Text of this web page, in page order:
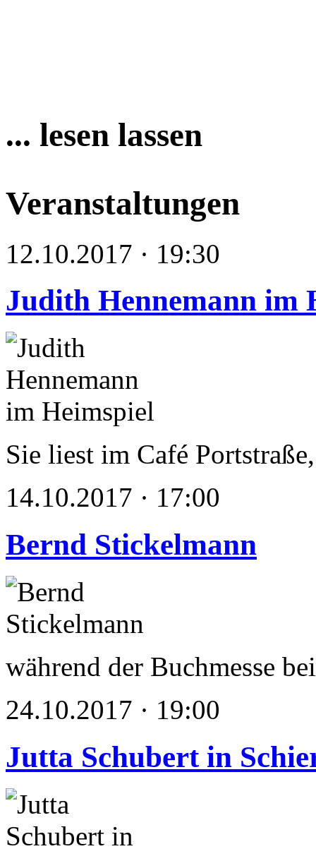
... lesen lassen
Veranstaltungen
12.10.2017 · 19:30
Judith Hennemann im
Sie liest im Café
14.10.2017 · 17:00
Bernd Stickelmann
während der Buchmesse
24.10.2017 · 19:00
Jutta Schubert in